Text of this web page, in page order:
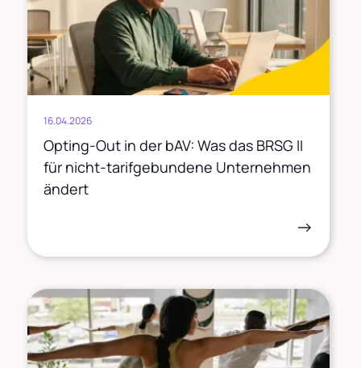
16.04.2026
Opting-Out in der bAV: Was das BRSG II
für nicht-tarifgebundene Unternehmen
ändert
->